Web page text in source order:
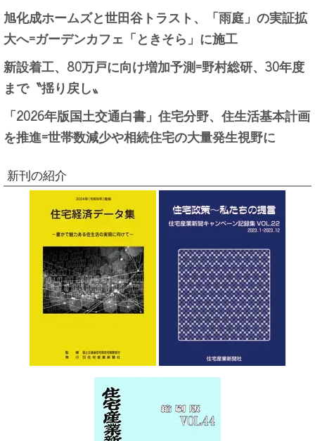
旭化成ホームズと世田谷トラスト、「雨庭」の実証拡
大へ=ガーデンカフェ「ときそら」に施工
新設着工、80万戸に向け増加予測=野村総研、30年度
まで〝揺り戻し〟
「2026年版国土交通白書」住宅分野、住生活基本計画
を推進=世帯数減少や相続住宅の大量発生視野に
新刊の紹介